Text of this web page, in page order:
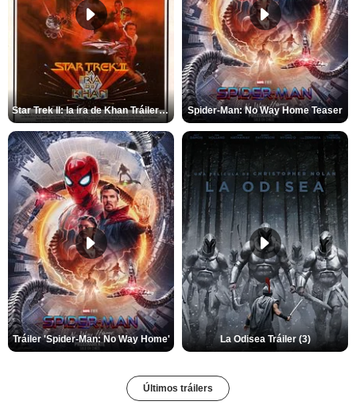
Star Trek II: la ira de Khan Tráiler VO Spider-Man: No Way Home Teaser
Tráiler 'Spider-Man: No Way Home' La Odisea Tráiler (3)
Últimos tráilers